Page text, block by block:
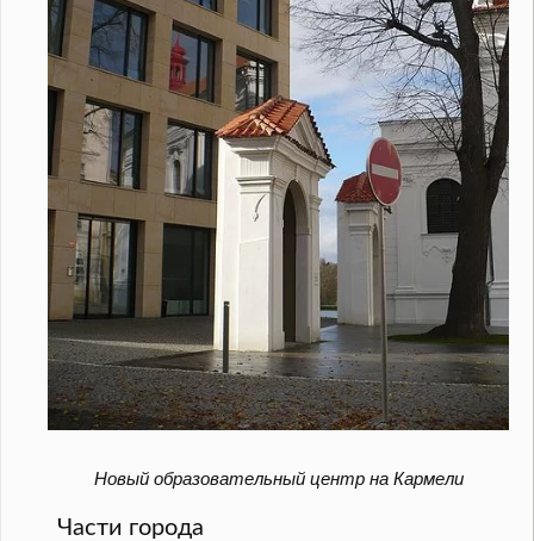
Новый образовательный центр на Кармели
Части города